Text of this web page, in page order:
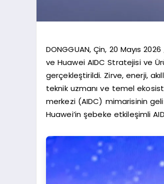
DONGGUAN, Çin, 20 Mayıs
ve Huawei AIDC Stratejisi ve
gerçekleştirildi. Zirve, enerji,
teknik uzmanı ve temel
merkezi (AIDC) mimarisinin
Huawei’in şebeke etkileşimli